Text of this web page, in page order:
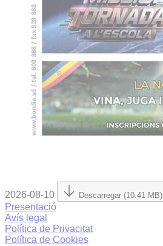
2026-08-10 Descarregar (10.41 MB)
Presentació
Avís legal
Política de Privacitat
Política de Cookies